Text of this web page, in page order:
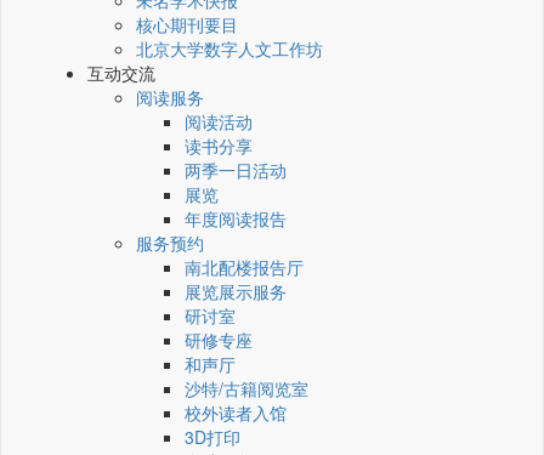
核心期刊要目
北京大学数字人文工作坊
互动交流
阅读服务
阅读活动
读书分享
两季一日活动
展览
年度阅读报告
服务预约
南北配楼报告厅
展览展示服务
研讨室
研修专座
和声厅
沙特/古籍阅览室
校外读者入馆
3D打印